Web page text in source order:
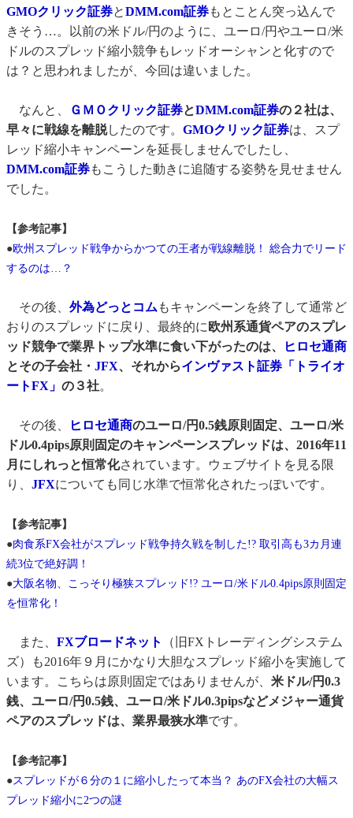
GMOクリック証券とDMM.com証券もとことん突っ込んで
きそう…。以前の米ドル/円のように、ユーロ/円やユーロ/米
ドルのスプレッド縮小競争もレッドオーシャンと化すので
は？と思われましたが、今回は違いました。
なんと、 Ｇ ＭＯクリック証券とDMM.com証券の２社は、
早々に戦線を離脱したのです。 GMOクリック証券は、スプ
レッド縮小キャンペーンを延長しませんでしたし、
DMM.com証券もこうした動きに追随する姿勢を見せません
でした。
【参考記事】
●欧州スプレッド戦争からかつての王者が戦線離脱！ 総合力でリード
するのは…？
その後、 外為どっとコムもキャンペーンを終了して通常ど
おりのスプレッドに戻り、最終的に欧州系通貨ペアのスプレ
ッド競争で業界トップ水準に食い下がったのは、
ヒロセ通商
とその子会社・ JFX、それからインヴァスト証券「トライオ
ートFX」 の３社。
その後、 ヒロセ通商のユーロ/円0.5銭原則固定、ユーロ/米
ドル0.4pips原則固定のキャンペーンスプレッドは、2016年11
月にしれっと恒常化されています。ウェブサイトを見る限
り、 JFXについても同じ水準で恒常化されたっぽいです。
【参考記事】
●肉食系FX会社がスプレッド戦争持久戦を制した!? 取引高も3カ月連
続3位で絶好調！
●大阪名物、こっそり極狭スプレッド!? ユーロ/米ドル0.4pips原則固定
を恒常化！
また、 FXブロードネット
（旧FXトレーディングシステム
ズ）も2016年９月にかなり大胆なスプレッド縮小を実施して
います。こちらは原則固定ではありませんが、 米ドル/円0.3
銭、ユーロ/円0.5銭、ユーロ/米ドル0.3pipsなどメジャー通貨
ペアのスプレッドは、業界最狭水準です。
【参考記事】
●スプレッドが６分の１に縮小したって本当？ あのFX会社の大幅ス
プレッド縮小に2つの謎